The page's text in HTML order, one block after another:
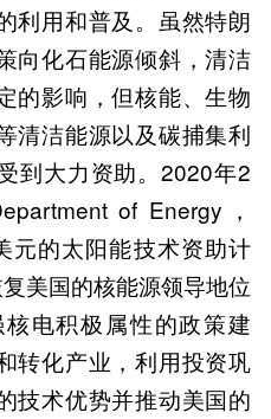
利用和普及。虽然特朗
向化石能源倾斜，清洁
的影响，但核能、生物
清洁能源以及碳捕集利
到大力资助。2020年2
of Energy，
元的太阳能技术资助计
美国的核能源领导地位
电积极属性的政策建
转化产业，利用投资巩
技术优势并推动美国的